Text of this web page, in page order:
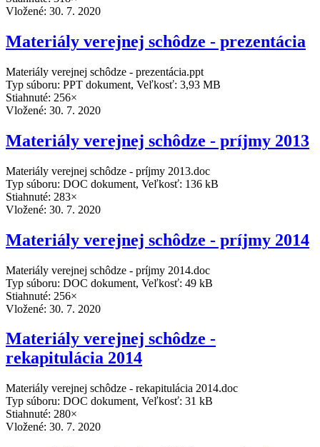
Vložené: 30. 7. 2020
Materiály verejnej schôdze - prezentácia
Materiály verejnej schôdze - prezentácia.ppt
Typ súboru: PPT dokument, Veľkosť: 3,93 MB
Stiahnuté: 256×
Vložené: 30. 7. 2020
Materiály verejnej schôdze - príjmy 2013
Materiály verejnej schôdze - príjmy 2013.doc
Typ súboru: DOC dokument, Veľkosť: 136 kB
Stiahnuté: 283×
Vložené: 30. 7. 2020
Materiály verejnej schôdze - príjmy 2014
Materiály verejnej schôdze - príjmy 2014.doc
Typ súboru: DOC dokument, Veľkosť: 49 kB
Stiahnuté: 256×
Vložené: 30. 7. 2020
Materiály verejnej schôdze -
rekapitulácia 2014
Materiály verejnej schôdze - rekapitulácia 2014.doc
Typ súboru: DOC dokument, Veľkosť: 31 kB
Stiahnuté: 280×
Vložené: 30. 7. 2020